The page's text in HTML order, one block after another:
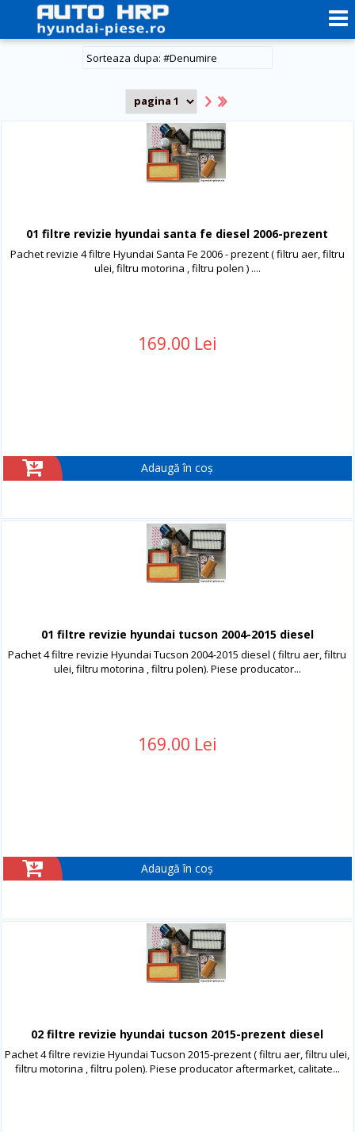
#Denumire
01 filtre revizie hyundai santa fe diesel 2006-prezent
Pachet revizie 4 filtre Hyundai Santa Fe 2006 - prezent ( filtru aer, filtru
ulei, filtru motorina , filtru polen ) ....
169.00 Lei
Adaugă în coș
01 filtre revizie hyundai tucson 2004-2015 diesel
Pachet 4 filtre revizie Hyundai Tucson 2004-2015 diesel ( filtru aer, filtru
ulei, filtru motorina , filtru polen). Piese producator...
169.00 Lei
Adaugă în coș
02 filtre revizie hyundai tucson 2015-prezent diesel
Pachet 4 filtre revizie Hyundai Tucson 2015-prezent ( filtru aer, filtru ulei,
filtru motorina , filtru polen). Piese producator aftermarket, calitate...